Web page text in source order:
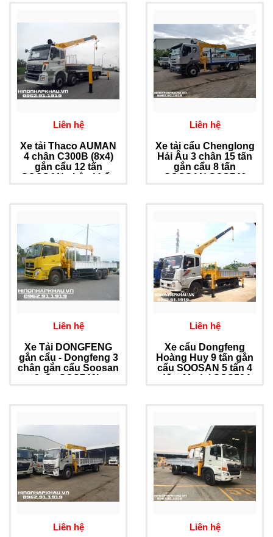
Liên hệ
Xe tải Thaco AUMAN
4 chân C300B (8x4)
gắn cẩu 12 tấn
SOOSAN nhập khẩu
Liên hệ
Xe tải cẩu Chenglong
Hải Âu 3 chân 15 tấn
gắn cẩu 8 tấn
SOOSAN SCS746
Liên hệ
Xe Tải DONGFENG
gắn cẩu - Dongfeng 3
chân gắn cẩu Soosan
8 tấn SCS746L
Liên hệ
Xe cẩu Dongfeng
Hoàng Huy 9 tấn gắn
cẩu SOOSAN 5 tấn 4
đốt - Model SCS524
Liên hệ Liên hệ